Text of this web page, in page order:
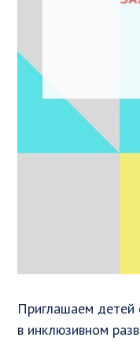
Приглашаем детей
в инклюзивном